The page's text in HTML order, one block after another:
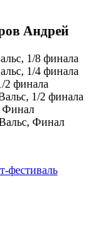
Андрей
1/8 финала
1/4 финала
2 финала
1/2 финала
Финал
Финал
фестиваль